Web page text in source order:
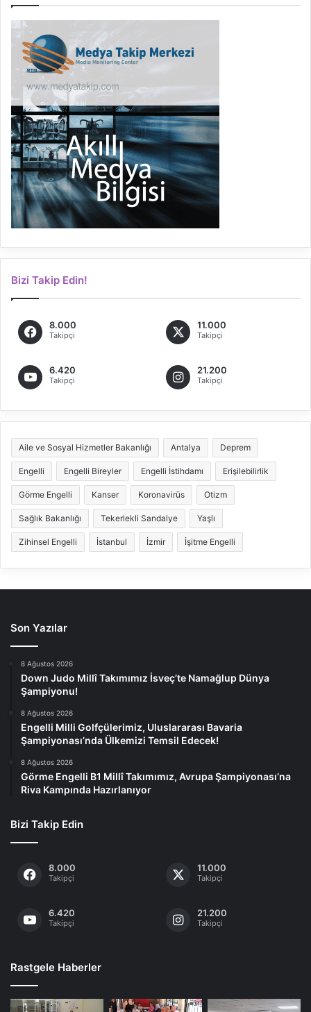
Bizi Takip Edin!
8.000
Takipçi
11.000
Takipçi
6.420
Takipçi
21.200
Takipçi
Aile ve Sosyal Hizmetler Bakanlığı Antalya Deprem
Engelli Engelli Bireyler Engelli İstihdamı Erişilebilirlik
Görme Engelli Kanser Koronavirüs Otizm
Sağlık Bakanlığı Tekerlekli Sandalye Yaşlı
Zihinsel Engelli İstanbul İzmir İşitme Engelli
Son Yazılar
8 Ağustos 2026
Down Judo Millî Takımımız İsveç’te Namağlup Dünya
Şampiyonu!
8 Ağustos 2026
Engelli Milli Golfçülerimiz, Uluslararası Bavaria
Şampiyonası’nda Ülkemizi Temsil Edecek!
8 Ağustos 2026
Görme Engelli B1 Millî Takımımız, Avrupa Şampiyonası’na
Riva Kampında Hazırlanıyor
Bizi Takip Edin
8.000
Takipçi
11.000
Takipçi
6.420
Takipçi
21.200
Takipçi
Rastgele Haberler